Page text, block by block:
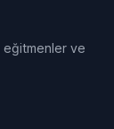
eğitmenler ve